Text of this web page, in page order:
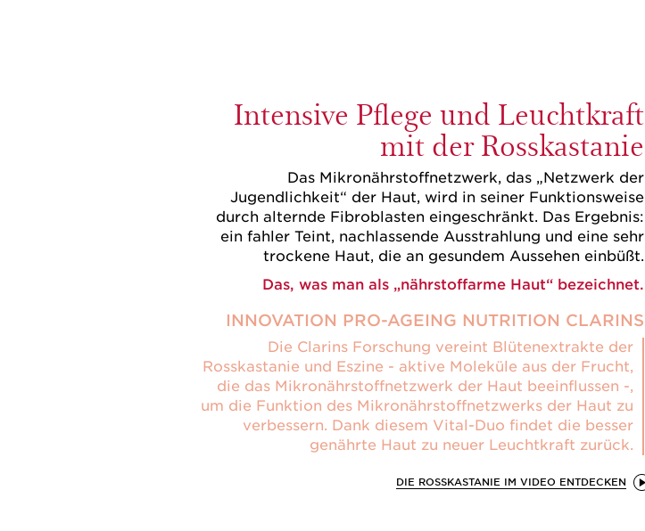
Intensive Pflege und Leuchtkraft
mit der Rosskastanie
Das Mikronährstoffnetzwerk, das „Netzwerk der
Jugendlichkeit“ der Haut, wird in seiner Funktionsweise
durch alternde Fibroblasten eingeschränkt. Das Ergebnis:
ein fahler Teint, nachlassende Ausstrahlung und eine sehr
trockene Haut, die an gesundem Aussehen einbüßt.
Das, was man als „nährstoffarme Haut“ bezeichnet.
INNOVATION PRO-AGEING NUTRITION CLARINS
Die Clarins Forschung vereint Blütenextrakte der
Rosskastanie und Eszine - aktive Moleküle aus der Frucht,
die das Mikronährstoffnetzwerk der Haut beeinflussen -,
um die Funktion des Mikronährstoffnetzwerks der Haut zu
verbessern. Dank diesem Vital-Duo findet die besser
genährte Haut zu neuer Leuchtkraft zurück.
DIE ROSSKASTANIE IM VIDEO ENTDECKEN